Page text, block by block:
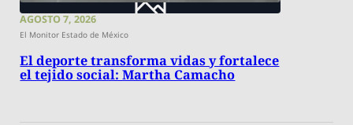
AGOSTO 7, 2026
El Monitor Estado de México
El deporte transforma vidas y fortalece
el tejido social: Martha Camacho